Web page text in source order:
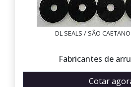
DL SEALS / SÃO
Fabricantes de
Cotar